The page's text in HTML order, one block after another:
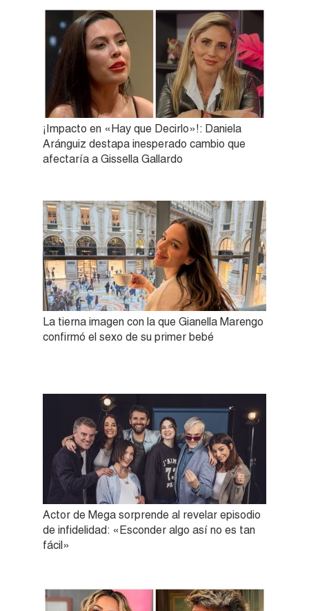
¡Impacto en «Hay que Decirlo»!: Daniela
Aránguiz destapa inesperado cambio que
afectaría a Gissella Gallardo
La tierna imagen con la que Gianella Marengo
confirmó el sexo de su primer bebé
Actor de Mega sorprende al revelar episodio
de infidelidad: «Esconder algo así no es tan
fácil»